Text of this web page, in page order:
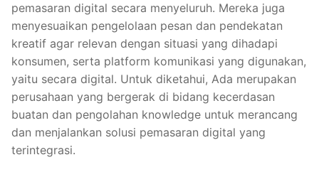
pemasaran digital secara menyeluruh. Mereka juga
menyesuaikan pengelolaan pesan dan pendekatan
kreatif agar relevan dengan situasi yang dihadapi
konsumen, serta platform komunikasi yang digunakan,
yaitu secara digital. Untuk diketahui, Ada merupakan
perusahaan yang bergerak di bidang kecerdasan
buatan dan pengolahan knowledge untuk merancang
dan menjalankan solusi pemasaran digital yang
terintegrasi.